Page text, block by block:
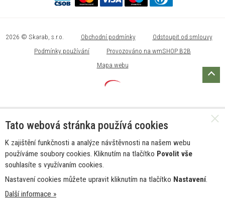
2026 © Skarab, s.r.o. Obchodní podmínky
Odstoupit od smlouvy
Podmínky používání
Provozováno na wmSHOP B2B
Mapa webu
Tato webová stránka používá cookies
K zajištění funkčnosti a analýze návštěvnosti na našem webu
používáme soubory cookies. Kliknutím na tlačítko Povolit vše
souhlasíte s využívaním cookies.
Nastavení cookies můžete upravit kliknutím na tlačítko Nastavení.
Další informace »